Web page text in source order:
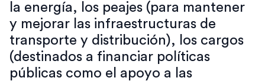
la energía, los peajes (para mantener
y mejorar las infraestructuras de
transporte y distribución), los cargos
(destinados a financiar políticas
públicas como el apoyo a las